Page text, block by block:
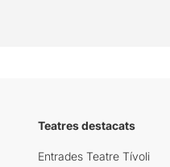
Teatres destacats
Entrades Teatre Tívoli